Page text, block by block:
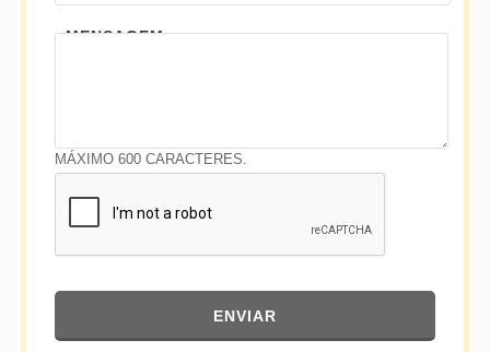
MENSAGEM
MÁXIMO 600 CARACTERES.
ENVIAR